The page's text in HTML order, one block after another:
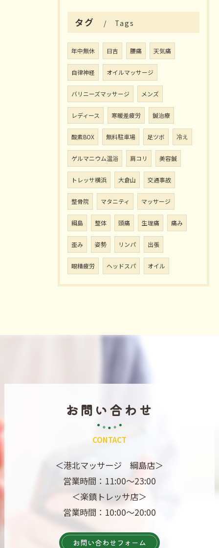
タグ Tags
年中無休 日吉 腰痛 天気痛
自律神経 オイルマッサージ
バリニーズマッサージ メンズ
レディース 寒暖差疲労 鍼治療
酸素BOX 無料駐車場 足ツボ 冷え
ゲルマニウム温浴 肩コリ 美容鍼
トレッサ横浜 大倉山 交通事故
整骨院 マタニティ マッサージ
綱島 整体 頭痛 生理痛 痛み
歪み 姿勢 リンパ 出張
眼精疲労 ヘッドスパ オイル
CONTACT
お問い合わせ
＜港北マッサージ 綱島店＞
営業時間：11:00～23:00
＜楽鎮トレッサ店＞
営業時間：10:00～20:00
お問い合わせフォーム